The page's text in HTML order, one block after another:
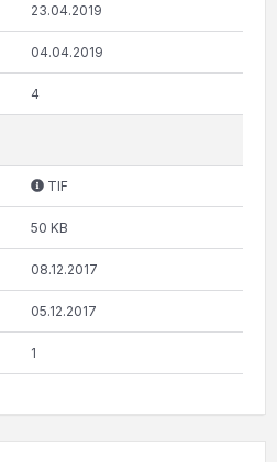
23.04.2019
04.04.2019
4
TIF
50 KB
08.12.2017
05.12.2017
1